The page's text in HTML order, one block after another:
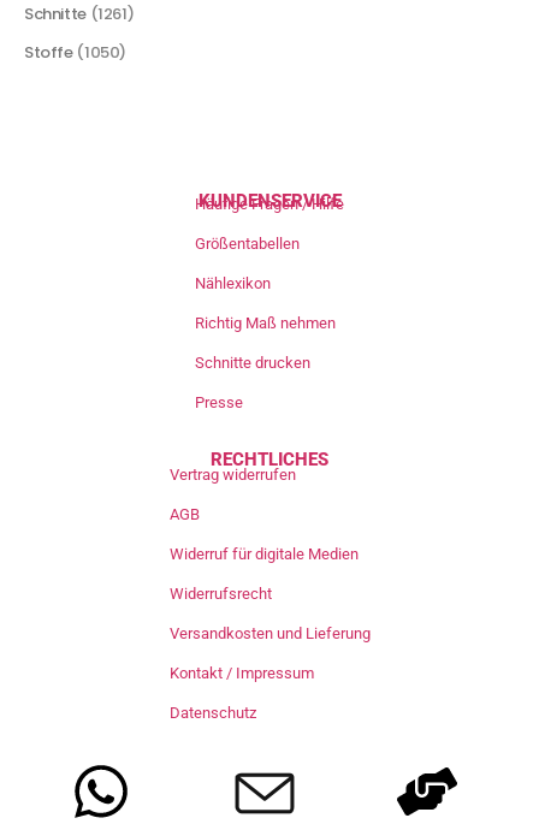
Schnitte (1261)
Stoffe (1050)
KUNDENSERVICE
Häufige Fragen / Hilfe
Größentabellen
Nählexikon
Richtig Maß nehmen
Schnitte drucken
Presse
RECHTLICHES
Vertrag widerrufen
AGB
Widerruf für digitale Medien
Widerrufsrecht
Versandkosten und Lieferung
Kontakt / Impressum
Datenschutz